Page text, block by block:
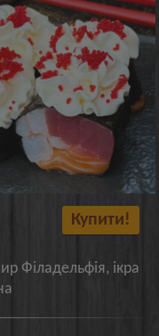
Купити!
Філадельфія, ікра